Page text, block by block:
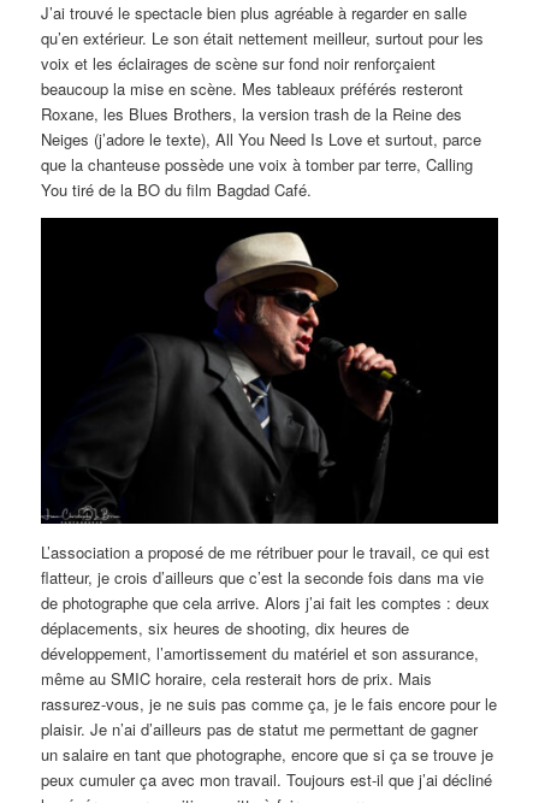
J’ai trouvé le spectacle bien plus agréable à regarder en salle
qu’en extérieur. Le son était nettement meilleur, surtout pour les
voix et les éclairages de scène sur fond noir renforçaient
beaucoup la mise en scène. Mes tableaux préférés resteront
Roxane, les Blues Brothers, la version trash de la Reine des
Neiges (j’adore le texte), All You Need Is Love et surtout, parce
que la chanteuse possède une voix à tomber par terre, Calling
You tiré de la BO du film Bagdad Café.
L’association a proposé de me rétribuer pour le travail, ce qui est
flatteur, je crois d’ailleurs que c’est la seconde fois dans ma vie
de photographe que cela arrive. Alors j’ai fait les comptes : deux
déplacements, six heures de shooting, dix heures de
développement, l’amortissement du matériel et son assurance,
même au SMIC horaire, cela resterait hors de prix. Mais
rassurez-vous, je ne suis pas comme ça, je le fais encore pour le
plaisir. Je n’ai d’ailleurs pas de statut me permettant de gagner
un salaire en tant que photographe, encore que si ça se trouve je
peux cumuler ça avec mon travail. Toujours est-il que j’ai décliné